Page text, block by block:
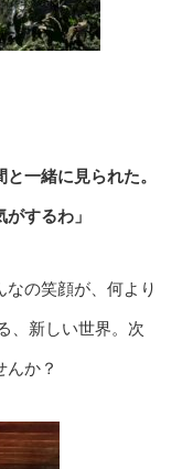
一緒に見られた。
するわ」
の笑顔が、何より
、新しい世界。次
んか？